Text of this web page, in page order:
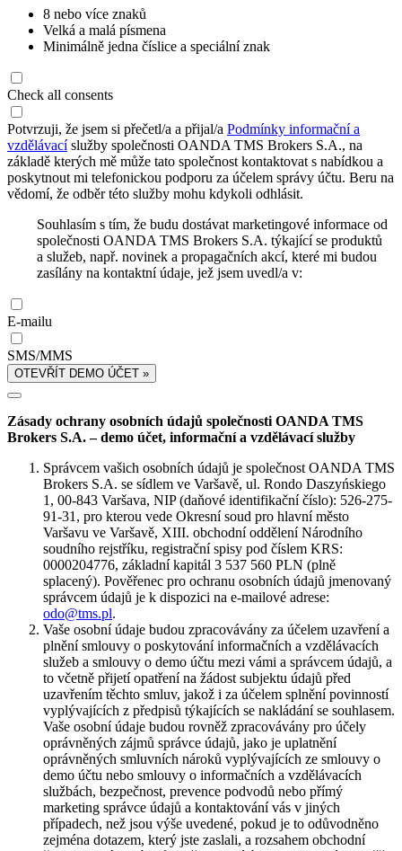
8 nebo více znaků
Velká a malá písmena
Minimálně jedna číslice a speciální znak
Check all consents
Potvrzuji, že jsem si přečetl/a a přijal/a Podmínky informační a
vzdělávacíslužby společnosti OANDA TMS Brokers S.A., na
základě kterých mě může tato společnost kontaktovat s nabídkou a
poskytnout mi telefonickou podporu za účelem správy účtu. Beru na
vědomí, že odběr této služby mohu kdykoli odhlásit.
Souhlasím s tím, že budu dostávat marketingové informace od
společnosti OANDA TMS Brokers S.A. týkající se produktů
a služeb, např. novinek a propagačních akcí, které mi budou
zasílány na kontaktní údaje, jež jsem uvedl/a v:
E-mailu
SMS/MMS
OTEVŘÍT DEMO ÚČET »
Zásady ochrany osobních údajů společnosti OANDA TMS
Brokers S.A. – demo účet, informační a vzdělávací služby
Správcem vašich osobních údajů je společnost OANDA TMS
Brokers S.A. se sídlem ve Varšavě, ul. Rondo Daszyńskiego
1, 00-843 Varšava, NIP (daňové identifikační číslo): 526-275-
91-31, pro kterou vede Okresní soud pro hlavní město
Varšavu ve Varšavě, XIII. obchodní oddělení Národního
soudního rejstříku, registrační spisy pod číslem KRS:
0000204776, základní kapitál 3 537 560 PLN (plně
splacený). Pověřenec pro ochranu osobních údajů jmenovaný
správcem údajů je k dispozici na e-mailové adrese:
odo@tms.pl.
Vaše osobní údaje budou zpracovávány za účelem uzavření a
plnění smlouvy o poskytování informačních a vzdělávacích
služeb a smlouvy o demo účtu mezi vámi a správcem údajů, a
to včetně přijetí opatření na žádost subjektu údajů před
uzavřením těchto smluv, jakož i za účelem splnění povinností
vyplývajících z předpisů týkajících se nakládání se souhlasem.
Vaše osobní údaje budou rovněž zpracovávány pro účely
oprávněných zájmů správce údajů, jako je uplatnění
oprávněných smluvních nároků vyplývajících ze smlouvy o
demo účtu nebo smlouvy o informačních a vzdělávacích
službách, bezpečnost, prevence podvodů nebo přímý
marketing správce údajů a kontaktování vás v jiných
případech, než jsou výše uvedené, pokud je to odůvodněno
zejména dotazem, který jste zaslali, a rozsahem obchodní